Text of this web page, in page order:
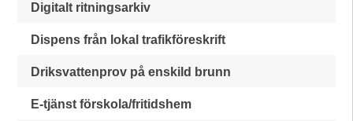
Digitalt ritningsarkiv
Dispens från lokal trafikföreskrift
Driksvattenprov på enskild brunn
E-tjänst förskola/fritidshem